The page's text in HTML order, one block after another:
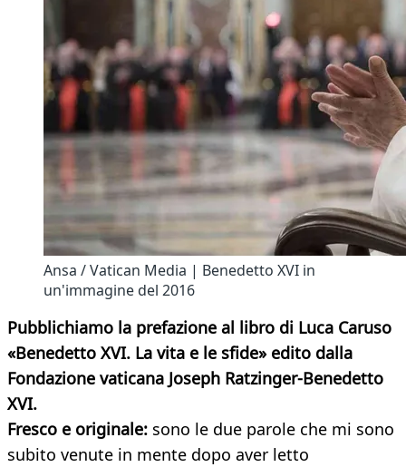
Ansa / Vatican Media | Benedetto XVI in
un'immagine del 2016
Pubblichiamo la prefazione al libro di Luca Caruso
«Benedetto XVI. La vita e le sfide» edito dalla
Fondazione vaticana Joseph Ratzinger-Benedetto
XVI.
Fresco e originale: sono le due parole che mi sono
subito venute in mente dopo aver letto